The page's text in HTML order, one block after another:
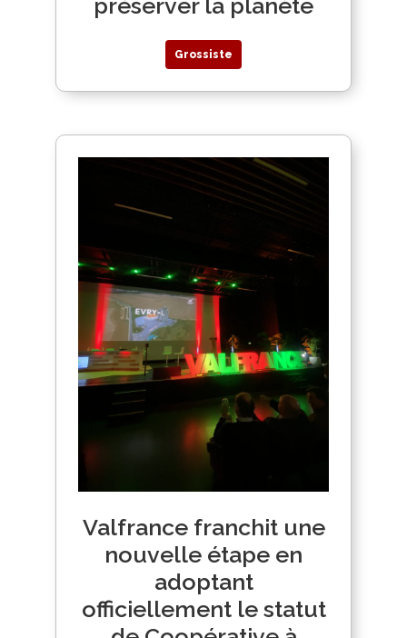
Grossiste
Valfrance franchit une
nouvelle étape en
adoptant
officiellement le statut